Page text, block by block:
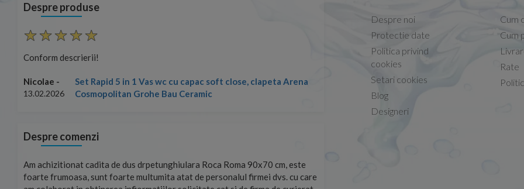
Despre produse
Conform descrierii!
Nicolae -
13.02.2026
Set Rapid 5 in 1 Vas wc cu capac soft close, clapeta Arena
Cosmopolitan Grohe Bau Ceramic
Conform descrierii!
13.02.2026
Despre comenzi
Am achizitionat cadita de dus drpetunghiulara Roca Roma 90x70 cm, este
foarte frumoasa, sunt foarte multumita atat de personalul firmei dvs. cu care
Despre noi
Protectie date
Politica privind
cookies
Setari cookies
Blog
Designeri
Cum
Cum
Rate